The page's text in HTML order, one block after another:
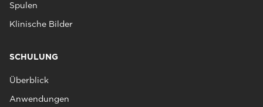
Spulen
Klinische Bilder
SCHULUNG
Überblick
Anwendungen